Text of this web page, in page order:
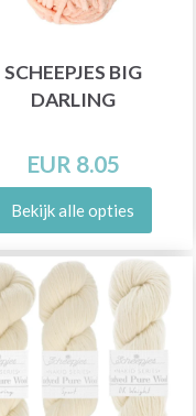
SCHEEPJES BIG
DARLING
EUR 8.05
Bekijk alle opties